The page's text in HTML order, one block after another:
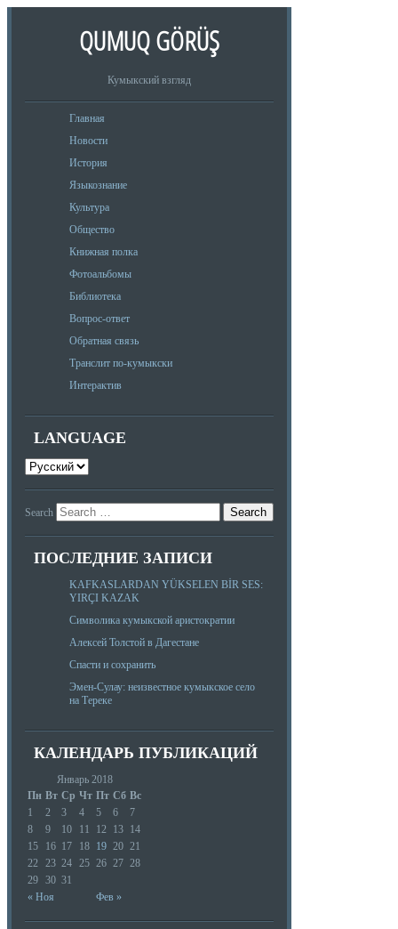
QUMUQ GÖRÜŞ
Кумыкский взгляд
Главная
Новости
История
Языкознание
Культура
Общество
Книжная полка
Фотоальбомы
Библиотека
Вопрос-ответ
Обратная связь
Транслит по-кумыкски
Интерактив
LANGUAGE
Search
ПОСЛЕДНИЕ ЗАПИСИ
KAFKASLARDAN YÜKSELEN BİR SES:
YIRÇI KAZAK
Символика кумыкской аристократии
Алексей Толстой в Дагестане
Спасти и сохранить
Эмен-Сулау: неизвестное кумыкское село
на Тереке
КАЛЕНДАРЬ ПУБЛИКАЦИЙ
Январь 2018
Пн Вт Ср Чт Пт Сб Вс
« Ноя Фев »
1 2 3 4 5 6
7
8
9 10 11 12 13 14
15
16 17 18 19 20 21
22 23 24 25 26 27 28
29 30 31